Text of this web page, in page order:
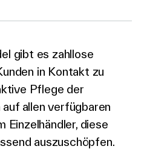
gibt es zahllose
in Kontakt zu
Pflege der
allen verfügbaren
Einzelhändler, diese
auszuschöpfen.